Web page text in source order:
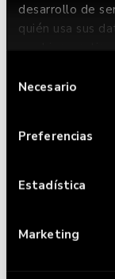
desarrollo de
quién usa sus
cambiar o
en el Menú de
Recopilar
varios metros
específicas
deNecesario
Preferencias
Estadística
Marketing